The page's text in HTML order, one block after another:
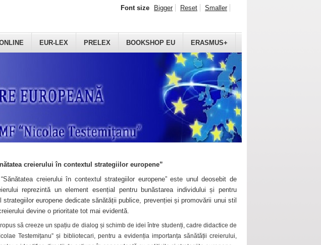
EUR-LEX PRELEX BOOKSHOP EU ERASMUS+
Font size Bigger Reset Smaller
creierului în contextul strategiilor europene”
creierului în contextul strategiilor europene” este unul deosebit de
reprezintă un element esențial pentru bunăstarea individului și pentru
europene dedicate sănătății publice, prevenției și promovării unui stil
devine o prioritate tot mai evidentă.
să creeze un spațiu de dialog și schimb de idei între studenți, cadre didactice de
Testemițanu” și bibliotecari, pentru a evidenția importanța sănătății creierului,